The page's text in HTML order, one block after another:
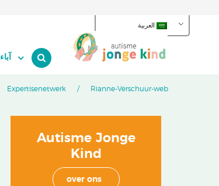
العربية
آباء
Expertisenetwerk Rianne-Verschuur-web
Autisme Jonge
Kind
over ons